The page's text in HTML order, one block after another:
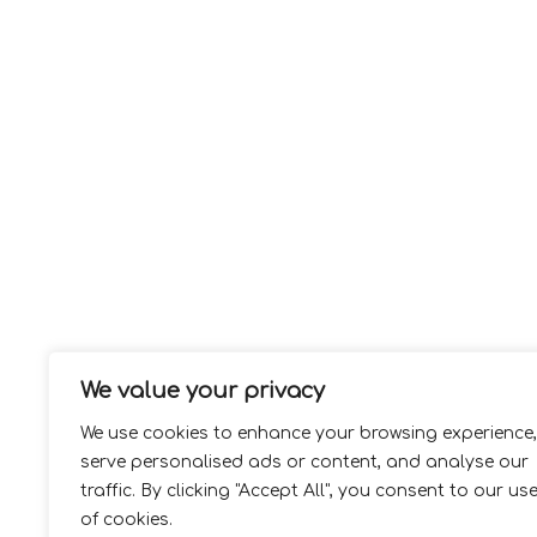
We value your privacy
We use cookies to enhance your browsing experience,
serve personalised ads or content, and analyse our
traffic. By clicking "Accept All", you consent to our use
of cookies.